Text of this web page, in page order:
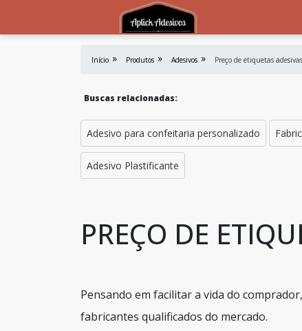
Início Produtos Adesivos Preço de etiquetas adesivas
Buscas relacionadas:
Adesivo para confeitaria personalizado
Adesivo Plastificante
PREÇO DE
Pensando em facilitar a vida do
fabricantes qualificados do mercado.